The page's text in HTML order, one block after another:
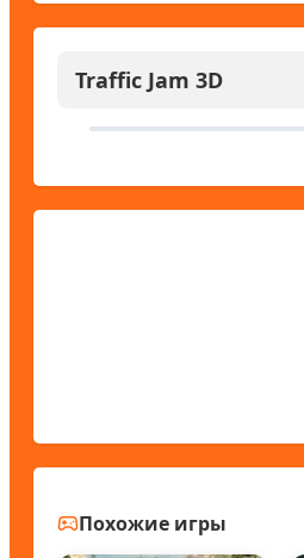
Traffic Jam 3D
Похожие игры